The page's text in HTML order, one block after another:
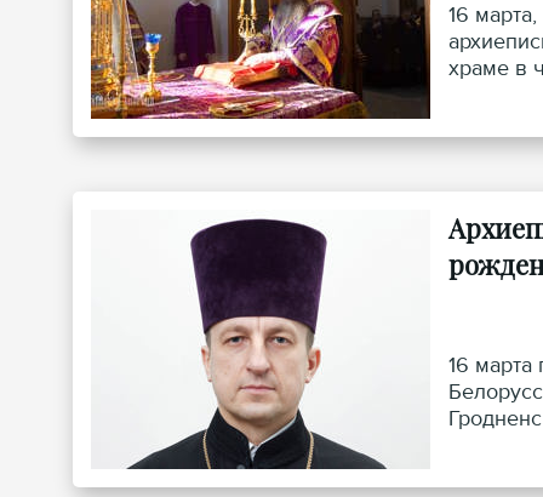
16
храме в
16